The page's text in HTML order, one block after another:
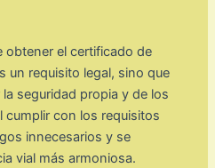
obtener el certificado de
un requisito legal, sino que
seguridad propia y de los
cumplir con los requisitos
innecesarios y se
vial más armoniosa.